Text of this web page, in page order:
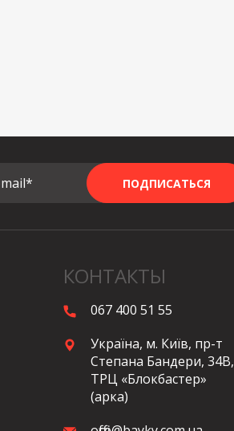
ПОДПИСАТЬСЯ
КОНТАКТЫ
067 400 51 55
Україна, м. Київ, пр-т
Степана Бандери, 34В,
ТРЦ «Блокбастер»
(арка)